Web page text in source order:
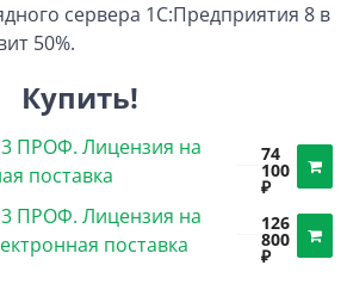
сервера 1С:Предприятия 8 в
50%.
Купить!
ПРОФ. Лицензия на
поставка
74
100
₽
ПРОФ. Лицензия на
поставка
126
800
₽